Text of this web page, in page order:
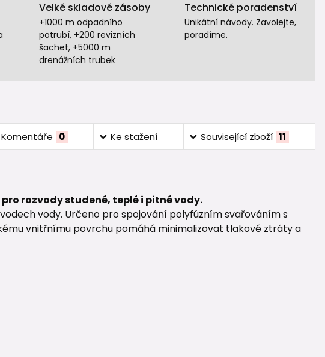
Velké skladové zásoby
+1000 m odpadního
potrubí, +200 revizních
šachet, +5000 m
drenážních trubek
Technické poradenství
Unikátní návody. Zavolejte,
poradíme.
Komentáře 0 Ke stažení Související zboží 11
rozvody studené, teplé i pitné vody.
vody. Určeno pro spojování polyfúzním svařováním s
vnitřnímu povrchu pomáhá minimalizovat tlakové ztráty a